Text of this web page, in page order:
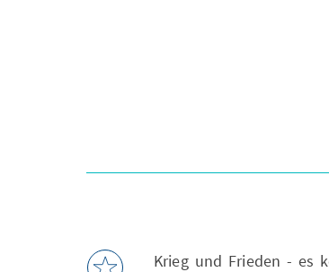
Krieg und Frieden - es